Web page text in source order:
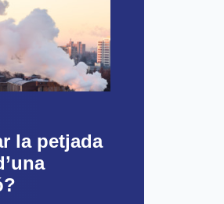
la petjada